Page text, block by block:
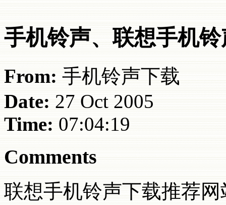
手机铃声、联想手机
From: 手机铃声下载
Date: 27 Oct 2005
Time: 07:04:19
Comments
联想手机铃声下载推荐网